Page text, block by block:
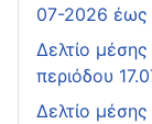
07-2026
Δελτίο
περιόδου
Δελτίο μέσης